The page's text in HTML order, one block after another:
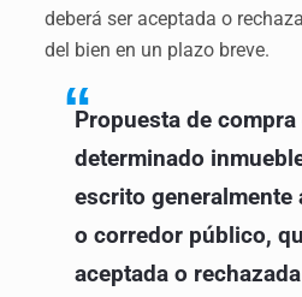
deberá ser aceptada o
del bien en un plazo breve.
Propuesta de compra
determinado
escrito generalmente
o corredor público,
aceptada o